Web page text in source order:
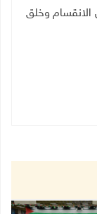
الانقسام وخلق